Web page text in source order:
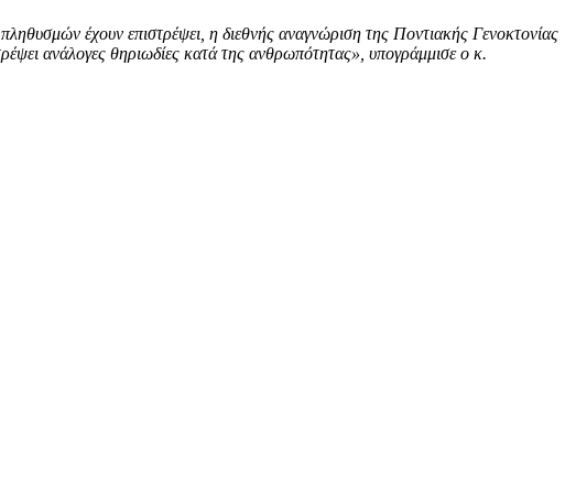
έχουν επιστρέψει, η διεθνής αναγνώριση της Ποντιακής Γενοκτονίας
ανάλογες θηριωδίες κατά της ανθρωπότητας», υπογράμμισε ο κ.